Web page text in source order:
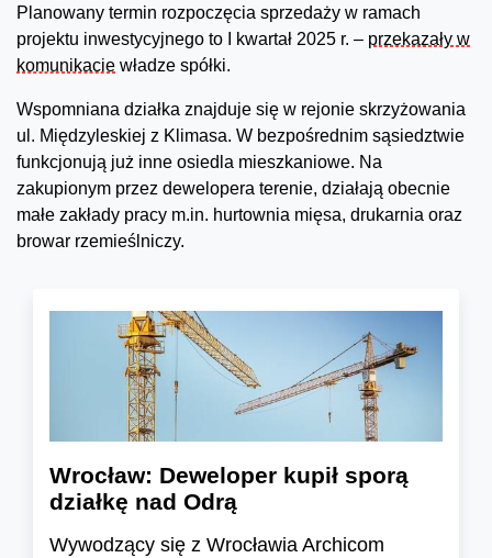
Planowany termin rozpoczęcia sprzedaży w ramach
projektu inwestycyjnego to I kwartał 2025 r. – przekazały w
komunikacie władze spółki.
Wspomniana działka znajduje się w rejonie skrzyżowania
ul. Międzyleskiej z Klimasa. W bezpośrednim sąsiedztwie
funkcjonują już inne osiedla mieszkaniowe. Na
zakupionym przez dewelopera terenie, działają obecnie
małe zakłady pracy m.in. hurtownia mięsa, drukarnia oraz
browar rzemieślniczy.
Wrocław: Deweloper kupił sporą
działkę nad Odrą
Wywodzący się z Wrocławia Archicom